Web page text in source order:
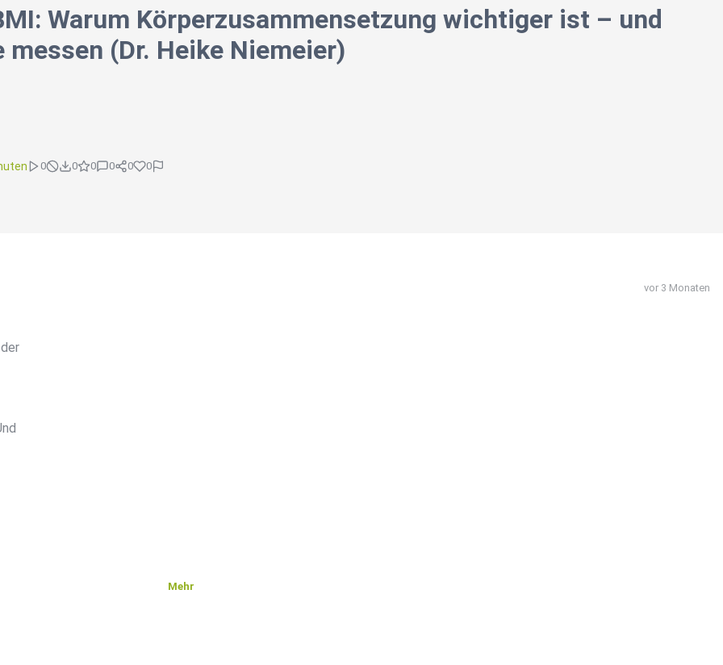
Warum Körperzusammensetzung wichtiger ist – und
(Dr. Heike Niemeier)
0 0 0 0 0 0
vor 3 Monaten
Mehr